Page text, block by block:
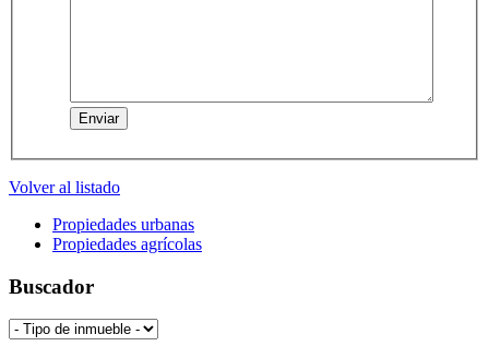
Volver al listado
Propiedades urbanas
Propiedades agrícolas
Buscador